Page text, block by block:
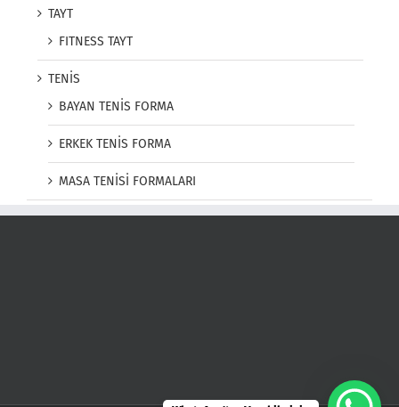
TAYT
FITNESS TAYT
TENİS
BAYAN TENİS FORMA
ERKEK TENİS FORMA
MASA TENİSİ FORMALARI